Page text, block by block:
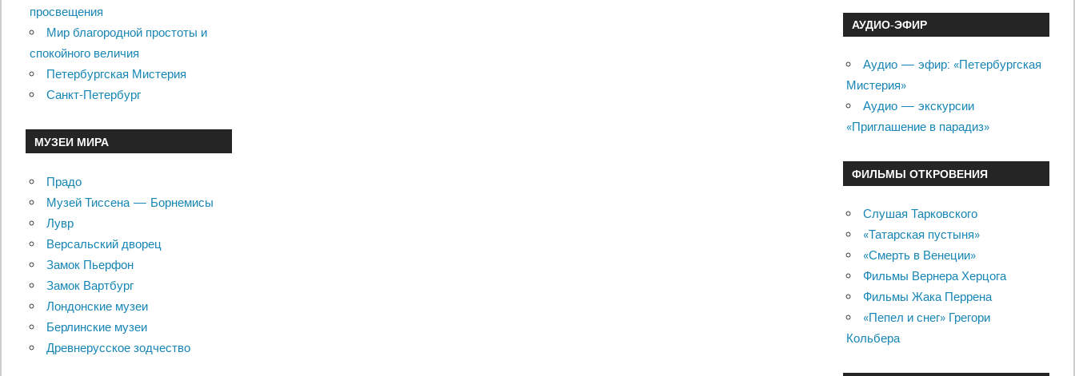
просвещения
Мир благородной простоты и
спокойного величия
Петербургская Мистерия
Санкт-Петербург
МУЗЕИ МИРА
Прадо
Музей Тиссена — Борнемисы
Лувр
Версальский дворец
Замок Пьерфон
Замок Вартбург
Лондонские музеи
Берлинские музеи
Древнерусское зодчество
АУДИО-ЭФИР
Аудио — эфир: «Петербургская
Мистерия»
Аудио — экскурсии
«Приглашение в парадиз»
ФИЛЬМЫ ОТКРОВЕНИЯ
Слушая Тарковского
«Татарская пустыня»
«Смерть в Венеции»
Фильмы Вернера Херцога
Фильмы Жака Перрена
«Пепел и снег» Грегори
Кольбера